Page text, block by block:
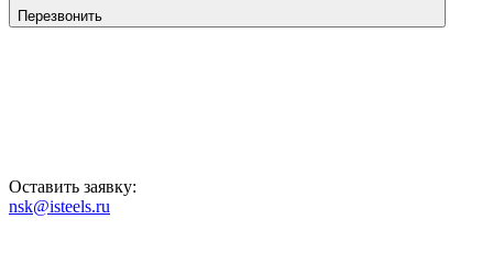
Перезвонить
Оставить заявку:
nsk@isteels.ru